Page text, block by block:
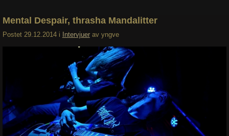
Mental Despair, thrasha Mandalitter
Postet 29.12.2014 i Intervjuer av yngve